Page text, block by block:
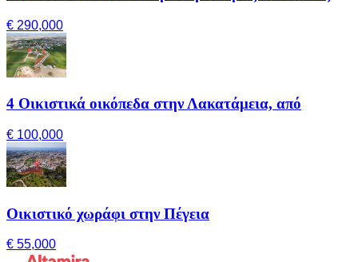
€ 290,000
4 Οικιστικά οικόπεδα στην Λακατάμεια, από
€ 100,000
Οικιστικό χωράφι στην Πέγεια
€ 55,000